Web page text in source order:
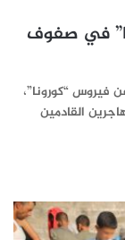
في صفوف
فيروس “كورونا”،
القادمين